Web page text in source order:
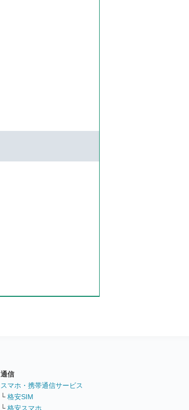
通信
スマホ・携帯通信サービス
└ 格安SIM
└ 格安スマホ